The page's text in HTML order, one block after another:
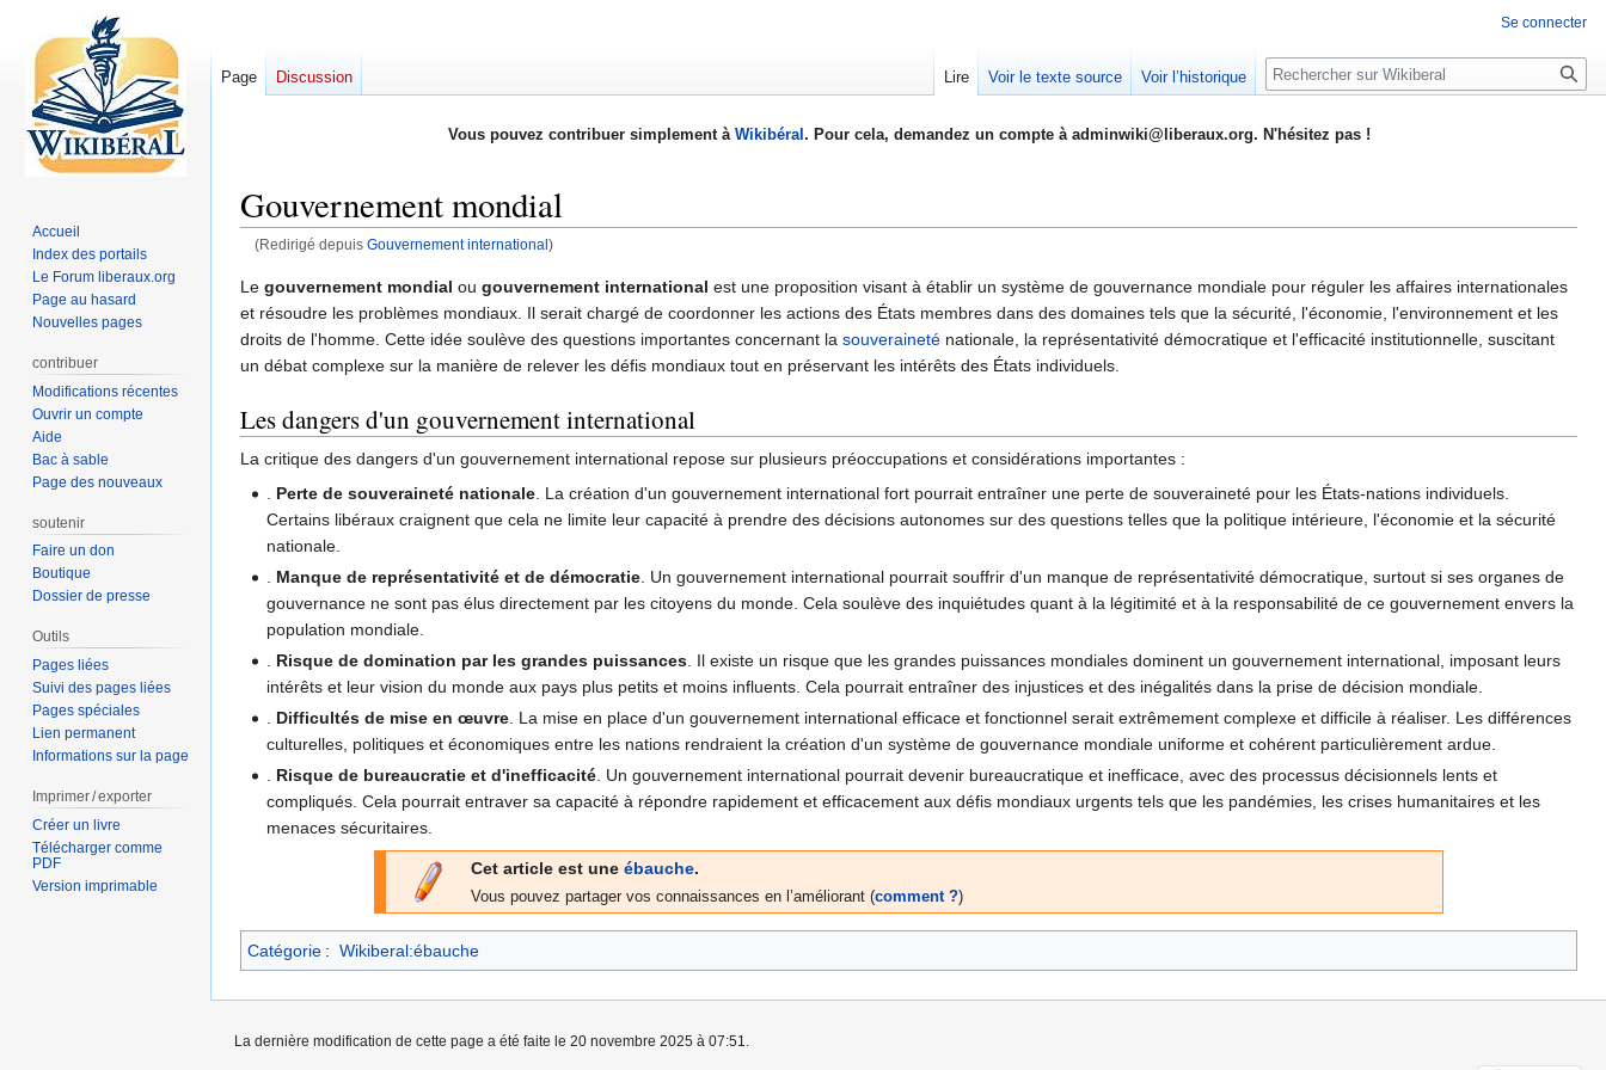
Vous pouvez contribuer simplement à Wikibéral . Pour cela, demandez un compte à adminwiki@liberaux.org. N'hésitez pas !
Gouvernement mondial
(Redirigé depuis Gouvernement international )
Aller
à
la
navigation
Aller
à
la
recherche
Le gouvernement mondial ou gouvernement international est une proposition visant à établir un système de gouvernance mondiale pour réguler les affaires internationales
et résoudre les problèmes mondiaux. Il serait chargé de coordonner les actions des États membres dans des domaines tels que la sécurité, l'économie, l'environnement et les
droits de l'homme. Cette idée soulève des questions importantes concernant la souveraineté nationale, la représentativité démocratique et l'efficacité institutionnelle, suscitant
un débat complexe sur la manière de relever les défis mondiaux tout en préservant les intérêts des États individuels.
Les dangers d'un gouvernement international
La critique des dangers d'un gouvernement international repose sur plusieurs préoccupations et considérations importantes :
Perte de souveraineté nationale . La création d'un gouvernement international fort pourrait entraîner une perte de souveraineté pour les États-nations individuels.
Certains libéraux craignent que cela ne limite leur capacité à prendre des décisions autonomes sur des questions telles que la politique intérieure, l'économie et la sécurité
nationale.
Manque de représentativité et de démocratie . Un gouvernement international pourrait souffrir d'un manque de représentativité démocratique, surtout si ses organes de
gouvernance ne sont pas élus directement par les citoyens du monde. Cela soulève des inquiétudes quant à la légitimité et à la responsabilité de ce gouvernement envers la
population mondiale.
Risque de domination par les grandes puissances . Il existe un risque que les grandes puissances mondiales dominent un gouvernement international, imposant leurs
intérêts et leur vision du monde aux pays plus petits et moins influents. Cela pourrait entraîner des injustices et des inégalités dans la prise de décision mondiale.
. Difficultés de mise en œuvre. La mise en place d'un gouvernement international efficace et fonctionnel serait extrêmement complexe et difficile à réaliser. Les différences
culturelles, politiques et économiques entre les nations rendraient la création d'un système de gouvernance mondiale uniforme et cohérent particulièrement ardue.
. Risque de bureaucratie et d'inefficacité. Un gouvernement international pourrait devenir bureaucratique et inefficace, avec des processus décisionnels lents et
compliqués. Cela pourrait entraver sa capacité à répondre rapidement et efficacement aux défis mondiaux urgents tels que les pandémies, les crises humanitaires et les
menaces sécuritaires.
Cet article est une ébauche.
Vous pouvez partager vos connaissances en l’améliorant (comment ?)
Catégorie : Wikiberal:ébauche
Se connecter
Page Discussion Lire Voir le texte source Voir l’historique Rechercher
Accueil
Index des portails
Le Forum liberaux.org
Page au hasard
Nouvelles pages
contribuer
Modifications récentes
Ouvrir un compte
Aide
Bac à sable
Page des nouveaux
soutenir
Faire un don
Boutique
Dossier de presse
Outils
Pages liées
Suivi des pages liées
Pages spéciales
Lien permanent
Informations sur la page
Imprimer / exporter
Créer un livre
Télécharger comme
PDF
Version imprimable
La dernière modification de cette page a été faite le 20 novembre 2025 à 07:51.